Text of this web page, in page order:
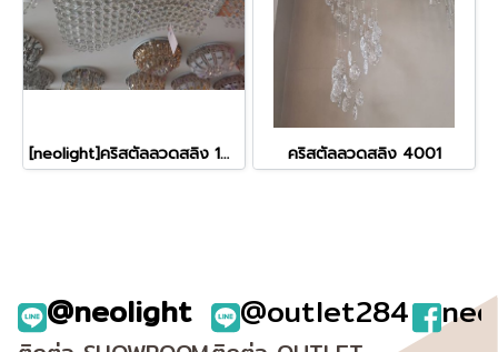
[neolight]คริสตัลลวดสลิง 1050 คริสตัลลวดสลิง 4001
@neolight @outlet284